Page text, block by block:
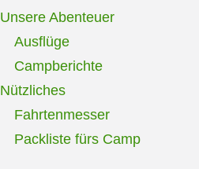
Unsere Abenteuer
Ausflüge
Campberichte
Nützliches
Fahrtenmesser
Packliste fürs Camp